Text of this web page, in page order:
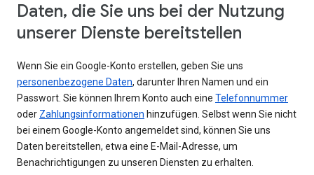
Daten, die Sie uns bei der Nutzung
unserer Dienste bereitstellen
Wenn Sie ein Google-Konto erstellen, geben Sie uns
personenbezogene Daten, darunter Ihren Namen und ein
Passwort. Sie können Ihrem Konto auch eine Telefonnummer
oder Zahlungsinformationen hinzufügen. Selbst wenn Sie nicht
bei einem Google-Konto angemeldet sind, können Sie uns
Daten bereitstellen, etwa eine E-Mail-Adresse, um
Benachrichtigungen zu unseren Diensten zu erhalten.